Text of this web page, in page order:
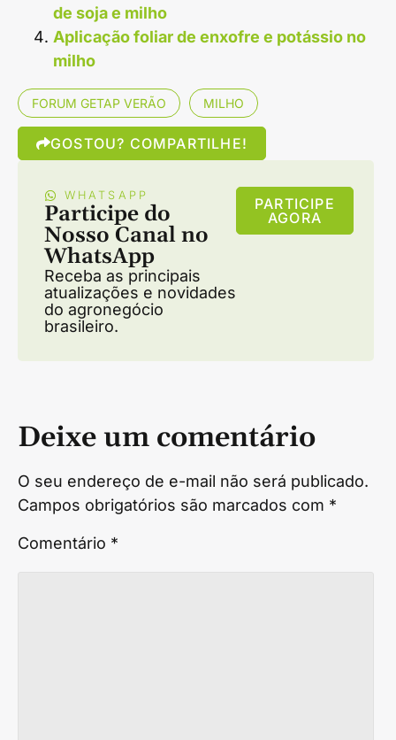
de soja e milho
Aplicação foliar de enxofre e potássio no
milho
FORUM GETAP VERÃO MILHO
GOSTOU? COMPARTILHE!
WHATSAPP
Participe do
Nosso Canal no
WhatsApp
Receba as principais
atualizações e novidades
do agronegócio
brasileiro.
PARTICIPE
AGORA
Deixe um comentário
O seu endereço de e-mail não será publicado.
Campos obrigatórios são marcados com *
Comentário *